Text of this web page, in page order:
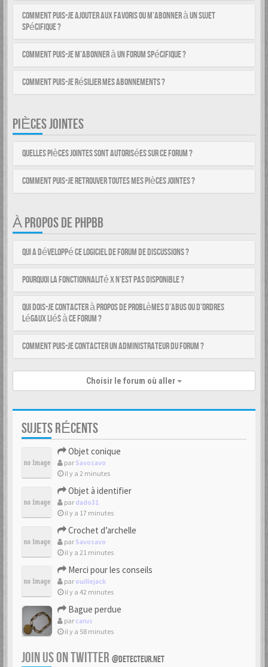
Comment puis-je ajouter aux favoris ou m’abonner à un sujet
spécifique ?
Comment puis-je m’abonner à un forum spécifique ?
Comment puis-je résilier mes abonnements ?
PIÈCES JOINTES
Quelles pièces jointes sont autorisées sur ce forum ?
Comment puis-je retrouver toutes mes pièces jointes ?
À PROPOS DE PHPBB
Qui a développé ce logiciel de forum de discussions ?
Pourquoi la fonctionnalité X n’est pas disponible ?
Qui dois-je contacter à propos de problèmes d’abus ou d’ordres
légaux liés à ce forum ?
Comment puis-je contacter un administrateur du forum ?
Choisir le forum où aller
SUJETS RÉCENTS
Objet conique
par Savosavo
il y a 2 minutes
Objet à identifier
par dado31
il y a 17 minutes
Crochet d’archelle
par Savosavo
il y a 21 minutes
Merci pour les conseils
par ouillejack
il y a 42 minutes
Bague perdue
par carus
il y a 58 minutes
JOIN US ON TWITTER @DETECTEUR.NET